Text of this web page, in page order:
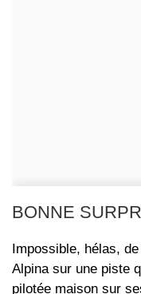
BONNE
Impossible, hélas,
Alpina sur une piste
pilotée maison sur